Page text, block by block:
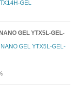
GEL YTX5L-GEL-